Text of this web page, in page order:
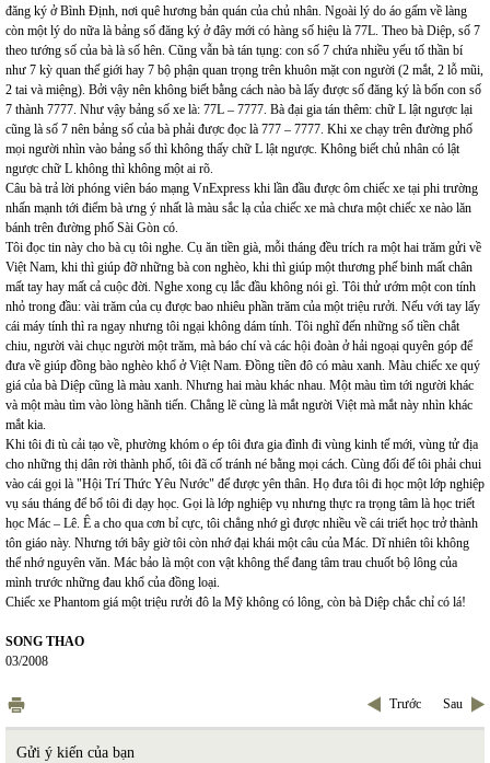
đăng ký ở Bình Định, nơi quê hương bản quán của chủ nhân. Ngoài lý do áo gấm về làng
còn một lý do nữa là bảng số đăng ký ở đây mới có hàng số hiệu là 77L. Theo bà Diệp, số 7
theo tướng số của bà là số hên. Cũng vẫn bà tán tụng: con số 7 chứa nhiều yếu tố thần bí
như 7 kỳ quan thế giới hay 7 bộ phận quan trọng trên khuôn mặt con người (2 mắt, 2 lỗ mũi,
2 tai và miệng). Bởi vậy nên không biết bằng cách nào bà lấy được số đăng ký là bốn con số
7 thành 7777. Như vậy bảng số xe là: 77L – 7777. Bà đại gia tán thêm: chữ L lật ngược lại
cũng là số 7 nên bảng số của bà phải được đọc là 777 – 7777. Khi xe chạy trên đường phố
mọi người nhìn vào bảng số thì không thấy chữ L lật ngược. Không biết chủ nhân có lật
ngược chữ L không thì không một ai rõ.
Câu bà trả lời phóng viên báo mạng VnExpress khi lần đầu được ôm chiếc xe tại phi trường
nhấn mạnh tới điểm bà ưng ý nhất là màu sắc lạ của chiếc xe mà chưa một chiếc xe nào lăn
bánh trên đường phố Sài Gòn có.
Tôi đọc tin này cho bà cụ tôi nghe. Cụ ăn tiền già, mỗi tháng đều trích ra một hai trăm gửi về
Việt Nam, khi thì giúp đỡ những bà con nghèo, khi thì giúp một thương phế binh mất chân
mất tay hay mất cả cuộc đời. Nghe xong cụ lắc đầu không nói gì. Tôi thử ướm một con tính
nhỏ trong đầu: vài trăm của cụ được bao nhiêu phần trăm của một triệu rưởi. Nếu với tay lấy
cái máy tính thì ra ngay nhưng tôi ngại không dám tính. Tôi nghĩ đến những số tiền chắt
chiu, người vài chục người một trăm, mà báo chí và các hội đoàn ở hải ngoại quyên góp để
đưa về giúp đồng bào nghèo khổ ở Việt Nam. Đồng tiền đô có màu xanh. Màu chiếc xe quý
giá của bà Diệp cũng là màu xanh. Nhưng hai màu khác nhau. Một màu tìm tới người khác
và một màu tìm vào lòng hãnh tiến. Chẳng lẽ cùng là mắt người Việt mà mắt này nhìn khác
mắt kia.
Khi tôi đi tù cải tạo về, phường khóm o ép tôi đưa gia đình đi vùng kinh tế mới, vùng tử địa
cho những thị dân rời thành phố, tôi đã cố tránh né bằng mọi cách. Cùng đối đế tôi phải chui
vào cái gọi là "Hội Trí Thức Yêu Nước" để được yên thân. Họ đưa tôi đi học một lớp nghiệp
vụ sáu tháng để bổ tôi đi dạy học. Gọi là lớp nghiệp vụ nhưng thực ra trọng tâm là học triết
học Mác – Lê. Ê a cho qua cơn bỉ cực, tôi chẳng nhớ gì được nhiều về cái triết học trở thành
tôn giáo này. Nhưng tới bây giờ tôi còn nhớ đại khái một câu của Mác. Dĩ nhiên tôi không
thể nhớ nguyên văn. Mác bảo là một con vật không thể đang tâm trau chuốt bộ lông của
mình trước những đau khổ của đồng loại.
Chiếc xe Phantom giá một triệu rưởi đô la Mỹ không có lông, còn bà Diệp chắc chỉ có lá!
SONG THAO
03/2008
Trước Sau
Gửi ý kiến của bạn